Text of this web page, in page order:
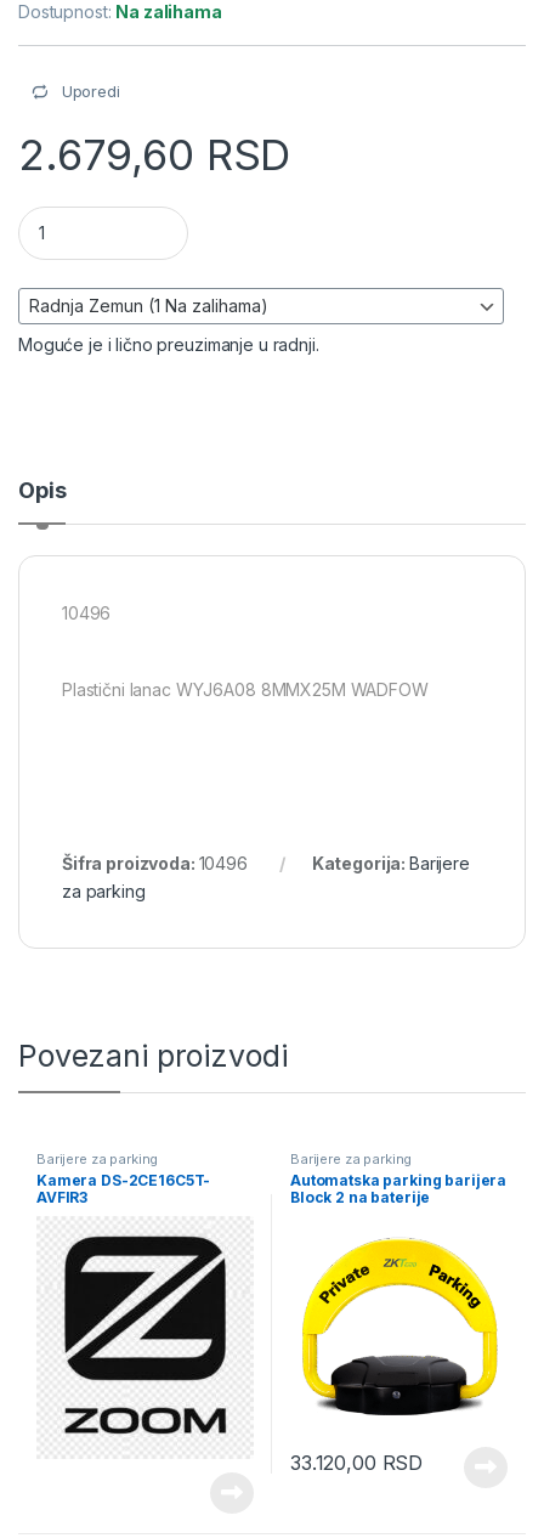
Dostupnost: Na zalihama
Uporedi
2.679,60 RSD
Plastični lanac WYJ6A08 8MMX25M WADFOW količina
Moguće je i lično preuzimanje u radnji.
Opis
10496
Plastični lanac WYJ6A08 8MMX25M WADFOW
Šifra proizvoda: 10496 Kategorija: Barijere
za parking
Povezani proizvodi
Barijere za parking
Kamera DS-2CE16C5T-
AVFIR3
Barijere za parking
Automatska parking barijera
Block 2 na baterije
33.120,00 RSD